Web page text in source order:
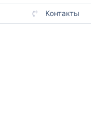
Контакты